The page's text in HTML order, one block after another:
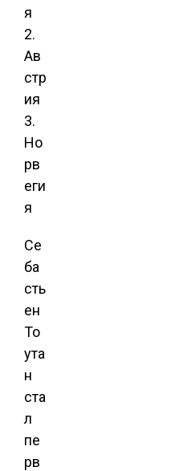
я
2.
Ав
стр
ия
3.
Но
рв
еги
я
Се
ба
сть
ен
То
ута
н
ста
л
пе
рв